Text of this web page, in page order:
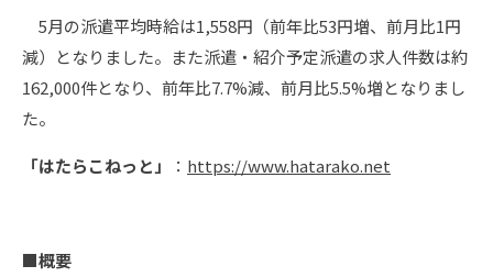
5月の派遣平均時給は1,558円（前年比53円増、前月比1円
減）となりました。また派遣・紹介予定派遣の求人件数は約
162,000件となり、前年比7.7%減、前月比5.5%増となりまし
た。
「はたらこねっと」 ： https://www.hatarako.net
■概要